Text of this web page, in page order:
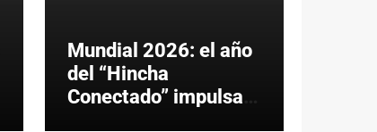
Mundial 2026: el año
del “Hincha
Conectado” impulsará